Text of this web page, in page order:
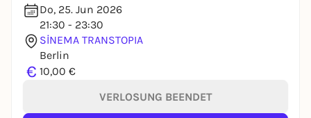
Do, 25. Jun 2026
21:30 - 23:30
SİNEMA TRANSTOPIA
Berlin
€ 10,00 €
VERLOSUNG BEENDET